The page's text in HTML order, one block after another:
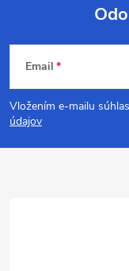
Z
á
p
Email
Vložením e-mailu
údajov